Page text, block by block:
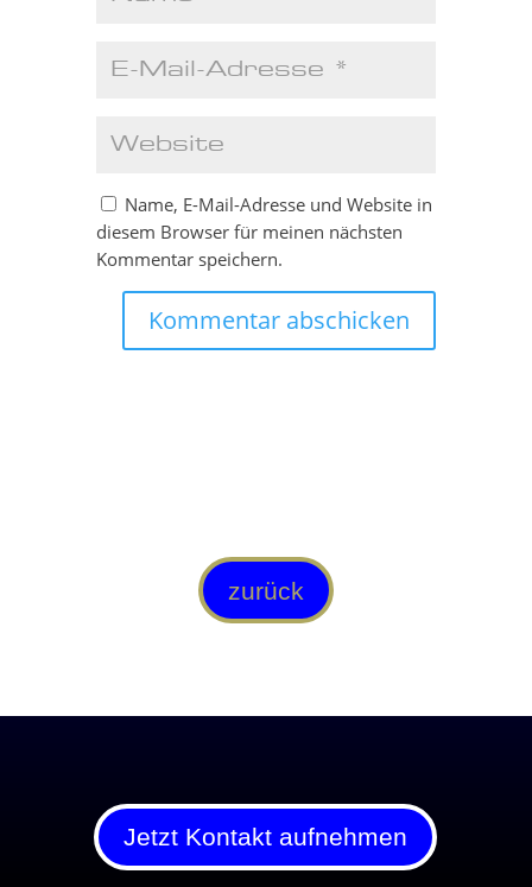
Name, E-Mail-Adresse und Website in
diesem Browser für meinen nächsten
Kommentar speichern.
Kommentar abschicken
zurück
Jetzt Kontakt aufnehmen